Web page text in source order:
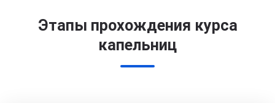
Этапы прохождения курса
капельниц